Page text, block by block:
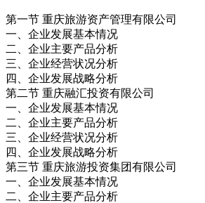
第一节 重庆旅游资产管理有限公司
一、企业发展基本情况
二、企业主要产品分析
三、企业经营状况分析
四、企业发展战略分析
第二节 重庆融汇投资有限公司
一、企业发展基本情况
二、企业主要产品分析
三、企业经营状况分析
四、企业发展战略分析
第三节 重庆旅游投资集团有限公司
一、企业发展基本情况
二、企业主要产品分析